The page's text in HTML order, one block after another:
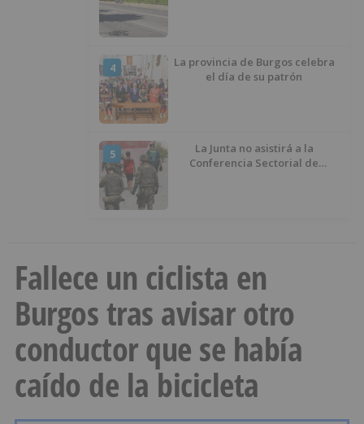
4
La provincia de Burgos celebra
el día de su patrón
5
La Junta no asistirá a la
Conferencia Sectorial de
Fallece un ciclista en
Burgos tras avisar otro
conductor que se había
caído de la bicicleta